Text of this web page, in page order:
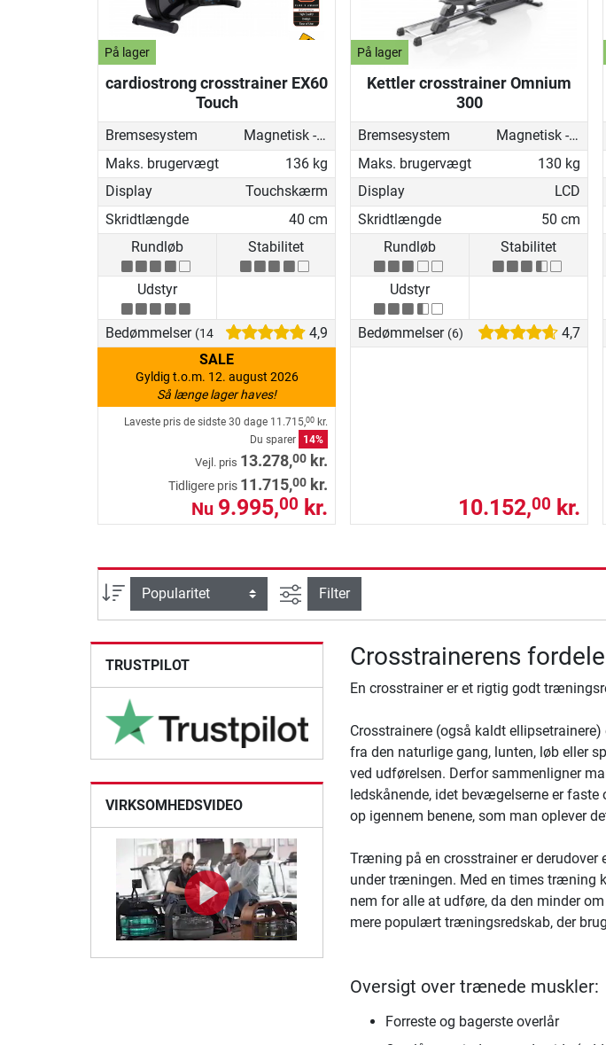
På lager
cardiostrong crosstrainer EX60
Touch
Bremsesystem
Magnetisk - motoriseret
Maks. brugervægt
136 kg
Display
Touchskærm
Skridtlængde
40 cm
Rundløb
Stabilitet
Udstyr
Bedømmelser (149)
4,9
SALE
Gyldig t.o.m. 12. august 2026
Så længe lager haves!
Laveste pris de sidste 30 dage 11.715,00 kr.
Du sparer
14%
Vejl. pris 13.278,00 kr.
Tidligere pris 11.715,00 kr.
Nu 9.995,00 kr.
På lager
Kettler crosstrainer Omnium
300
Bremsesystem
Magnetisk - motoriseret
Maks. brugervægt
130 kg
Display
LCD
Skridtlængde
50 cm
Rundløb
Stabilitet
Udstyr
Bedømmelser (6) 4,7
10.152,00 kr.
sortering Avanceret søgning
Filter
TRUSTPILOT
VIRKSOMHEDSVIDEO
Crosstrainerens fordele
En crosstrainer er et rigtig godt
Crosstrainere (også kaldt
fra den naturlige gang, lunten, løb eller
ved udførelsen. Derfor sammenligner
ledskånende, idet bevægelserne er
op igennem benene, som man oplever
Træning på en crosstrainer er
under træningen. Med en times træning
nem for alle at udføre, da den minder
mere populært træningsredskab, der
Oversigt over trænede muskler:
Forreste og bagerste overlår